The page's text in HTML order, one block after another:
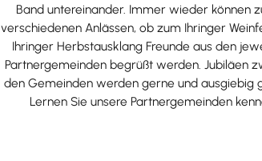
Band untereinander. Immer wieder können
verschiedenen Anlässen, ob zum Ihringer
Ihringer Herbstausklang Freunde aus den
Partnergemeinden begrüßt werden. Jubiläen
den Gemeinden werden gerne und ausgiebig
Lernen Sie unsere Partnergemeinden